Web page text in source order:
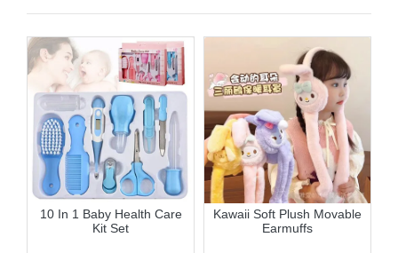
10 In 1 Baby Health Care
Kit Set
Kawaii Soft Plush Movable
Earmuffs